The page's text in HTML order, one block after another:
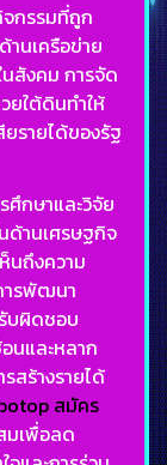
กรรมที่ถูก
านเครือข่าย
สังคม การจัด
ยใต้ดินทำให้
รายได้ของรัฐ
ศึกษาและวิจัย
ด้านเศรษฐกิจ
นถึงความ
ารพัฒนา
บผิดชอบ
นและหลาก
สร้างรายได้
สมัคร
มเพื่อลด